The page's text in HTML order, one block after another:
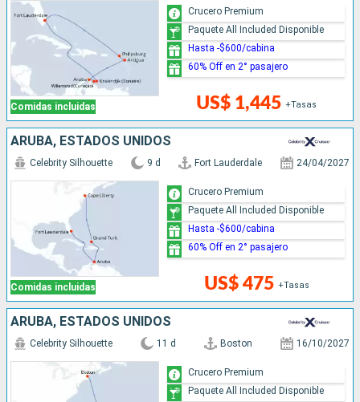
Comidas incluidas US$ 1,445 +Tasas
Crucero Premium
Paquete All Included Disponible
Hasta -$600/cabina
60% Off en 2° pasajero
ARUBA, ESTADOS UNIDOS
Comidas incluidas
Celebrity Silhouette 9 d Fort Lauderdale 24/04/2027
US$ 475 +Tasas
Crucero Premium
Paquete All Included Disponible
Hasta -$600/cabina
60% Off en 2° pasajero
ARUBA, ESTADOS UNIDOS
Celebrity Silhouette 11 d Boston 16/10/2027
Crucero Premium
Paquete All Included Disponible